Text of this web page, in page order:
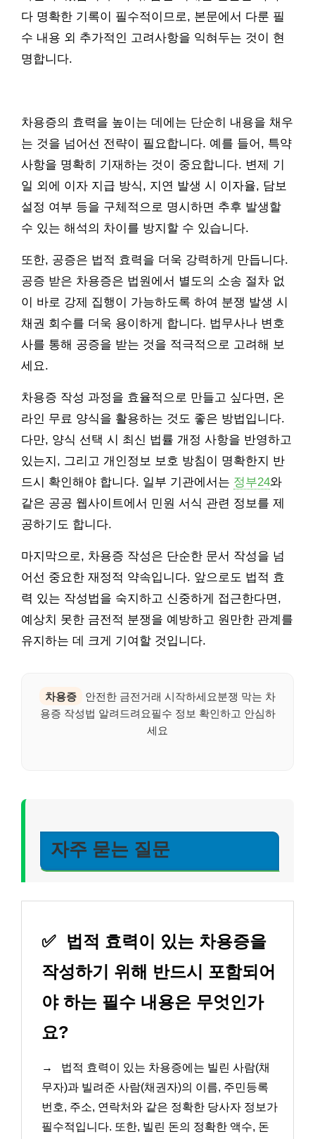
다 명확한 기록이 필수적이므로, 본문에서 다룬 필
수 내용 외 추가적인 고려사항을 익혀두는 것이 현
명합니다.
차용증의 효력을 높이는 데에는 단순히 내용을 채우
는 것을 넘어선 전략이 필요합니다. 예를 들어, 특약
사항을 명확히 기재하는 것이 중요합니다. 변제 기
일 외에 이자 지급 방식, 지연 발생 시 이자율, 담보
설정 여부 등을 구체적으로 명시하면 추후 발생할
수 있는 해석의 차이를 방지할 수 있습니다.
또한, 공증은 법적 효력을 더욱 강력하게 만듭니다.
공증 받은 차용증은 법원에서 별도의 소송 절차 없
이 바로 강제 집행이 가능하도록 하여 분쟁 발생 시
채권 회수를 더욱 용이하게 합니다. 법무사나 변호
사를 통해 공증을 받는 것을 적극적으로 고려해 보
세요.
차용증 작성 과정을 효율적으로 만들고 싶다면, 온
라인 무료 양식을 활용하는 것도 좋은 방법입니다.
다만, 양식 선택 시 최신 법률 개정 사항을 반영하고
있는지, 그리고 개인정보 보호 방침이 명확한지 반
드시 확인해야 합니다. 일부 기관에서는 정부24와
같은 공공 웹사이트에서 민원 서식 관련 정보를 제
공하기도 합니다.
마지막으로, 차용증 작성은 단순한 문서 작성을 넘
어선 중요한 재정적 약속입니다. 앞으로도 법적 효
력 있는 작성법을 숙지하고 신중하게 접근한다면,
예상치 못한 금전적 분쟁을 예방하고 원만한 관계를
유지하는 데 크게 기여할 것입니다.
차용증
안전한 금전거래 시작하세요분쟁 막는 차
용증 작성법 알려드려요필수 정보 확인하고 안심하
세요
자주 묻는 질문
✅
법적 효력이 있는 차용증을
작성하기 위해 반드시 포함되어
야 하는 필수 내용은 무엇인가
요?
→
법적 효력이 있는 차용증에는 빌린 사람(채
무자)과 빌려준 사람(채권자)의 이름, 주민등록
번호, 주소, 연락처와 같은 정확한 당사자 정보가
필수적입니다. 또한, 빌린 돈의 정확한 액수, 돈